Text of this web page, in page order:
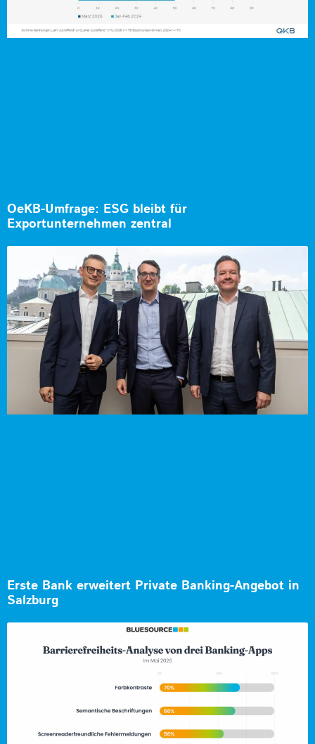
OeKB-Umfrage: ESG bleibt für
Exportunternehmen zentral
Erste Bank erweitert Private Banking-Angebot in
Salzburg